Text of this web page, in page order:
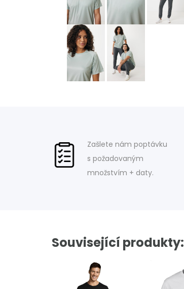
Zašlete nám poptávku
s požadovaným
množstvím + daty.
Související produkty: